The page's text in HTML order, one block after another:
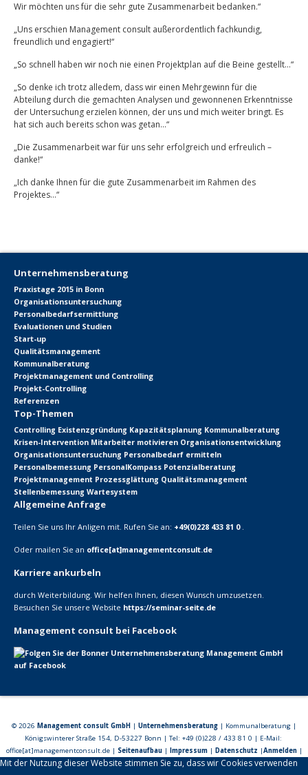
Wir möchten uns für die sehr gute Zusammenarbeit bedanken.“
„Uns erschien Management consult außerordentlich fachkundig,
freundlich und engagiert!“
„So schnell haben wir noch nie einen Projektplan auf die Beine gestellt…“
„So denke ich trotz alledem, dass wir einen Mehrgewinn für die
Abteilung durch die gemachten Analysen und gewonnenen Erkenntnisse
der Untersuchung erzielen können, der uns und mich weiter bringt. Es
hat sich auch bereits schon was getan…“
„Die Zusammenarbeit war für uns sehr erfolgreich und erfreulich –
danke!“
„Ich danke Ihnen für die gute Zusammenarbeit im Rahmen des
Projektes…“
Unternehmensberatung
Praxistage 2015 in Bonn
Organisationsuntersuchung
Personalbedarfsermittlung
Evaluationen und Studien
Start-up
Qualitätsmanagement
Kommunalberatung
Projektmanagement und Controlling
Projekt-Controlling
Referenzen
Top-Themen
Controlling Existenzgründung Kapazitätsplanung Kommunalberatung
Krisen-Intervention Mitarbeiter motivieren Organisationsentwicklung
Organisationsuntersuchung Personalbedarf ermitteln
Personalbemessung PersonalKompass Potenzialberatung
Projektmanagement Prozessglättung Qualitätsmanagement
Stellenbemessung Wartesystem
Allgemeine Anfrage
Teilen Sie uns Ihr Anligen mit. Rufen Sie an: +49(0)228 433 81 0 .
Oder mailen Sie an office[at]managementconsult.de
Karriere ankurbeln
durch Weiterbildung. Wir helfen Ihnen, diesen Wunsch umzusetzen.
Besuchen Sie unsere Website https://seminar-seite.de
Management consult bei Facebook
© 2026 Management consult GmbH | Unternehmensberatung | Kommunalberatung |
Königswinterer Straße 154, D-53227 Bonn | Tel: +49 (0)228 / 433 81 0 | E-Mail:
office[at]managementconsult.de | Seitenaufbau| Impressum| Datenschutz |Anmelden|
Mit der Nutzung dieser Website stimmen Sie zu, dass wir Cookies verwenden